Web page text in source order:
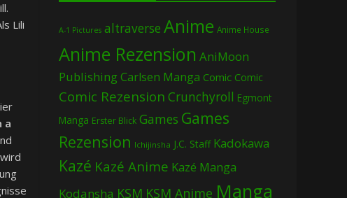
Lili
a
A-1 Pictures altraverse Anime Anime House
Anime Rezension AniMoon
PublishingCarlsen Manga Comic Comic
Comic Rezension Crunchyroll Egmont
Manga Erster Blick Games Games
Rezension Ichijinsha J.C. Staff Kadokawa
Kazé Kazé Anime Kazé Manga
Kodansha KSM KSM Anime Manga